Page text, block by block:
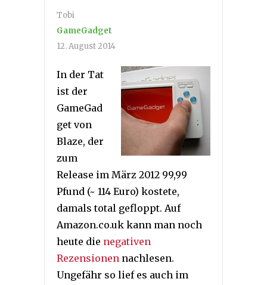
Tobi
GameGadget
12. August 2014
In der Tat
ist der
GameGad
get von
Blaze, der
zum
Release im März 2012 99,99
Pfund (~ 114 Euro) kostete,
damals total gefloppt. Auf
Amazon.co.uk kann man noch
heute die negativen
Rezensionen nachlesen.
Ungefähr so lief es auch im